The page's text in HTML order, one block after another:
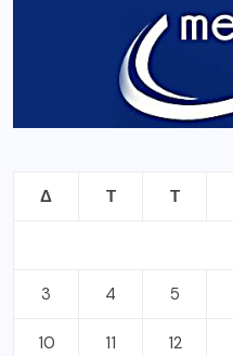
Δ Τ Τ
3 4 5
10 11 12